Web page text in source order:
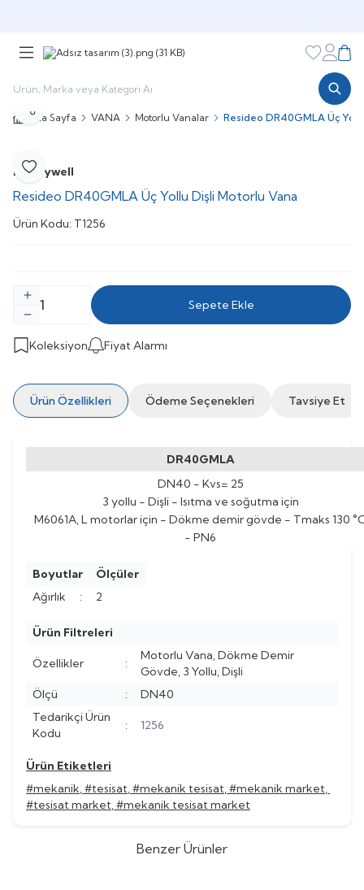
Favorilerim
Ana Sayfa VANA Motorlu Vanalar Resideo DR40GMLA Üç
Favoriye Ekle
Paylaş
Honeywell
Resideo DR40GMLA Üç Yollu Dişli Motorlu Vana
Ürün Kodu: T1256
Sepete Ekle
Koleksiyon Fiyat Alarmı
Ürün Özellikleri Ödeme Seçenekleri Tavsiye Et
DR40GMLA
DN40 - Kvs= 25
3 yollu - Dişli - Isıtma ve soğutma için
M6061A, L motorlar için - Dökme demir gövde - Tmaks 130
- PN6
Boyutlar
Ölçüler
Ağırlık
: 2
Ürün Filtreleri
Özellikler :
Motorlu Vana, Dökme Demir
Gövde, 3 Yollu, Dişli
Ölçü
:
DN40
Tedarikçi Ürün
Kodu
: 1256
Ürün Etiketleri
#mekanik,#tesisat,#mekanik tesisat,#mekanik market,
#tesisat market,#mekanik tesisat market
Benzer Ürünler